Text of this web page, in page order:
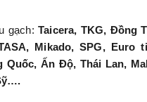
gạch:Taicera, TKG, Đồng
Mikado, SPG,
Quốc, Ấn Độ, Thái Lan,